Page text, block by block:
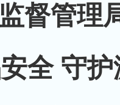
督管理
全 守